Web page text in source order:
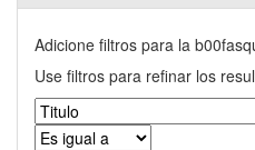
Adicione filtros para la
Use filtros para refinar los